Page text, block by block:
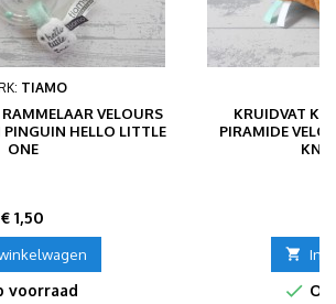
TIAMO
VELOURS
HELLO LITTLE
ONE
Prijs
€ 1,50
voorraad
KRUIDVAT
PIRAMIDE
 In
